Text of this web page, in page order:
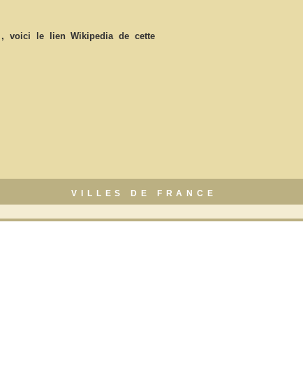
, voici le lien Wikipedia de cette
VILLES DE FRANCE